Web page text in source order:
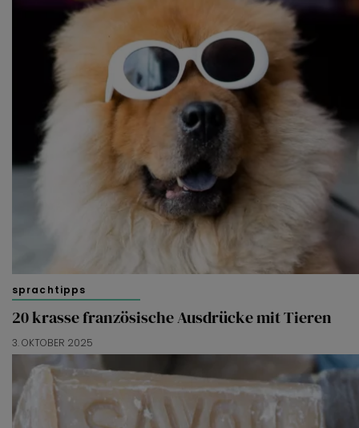
sprachtipps
20 krasse französische Ausdrücke mit Tieren
3. OKTOBER 2025